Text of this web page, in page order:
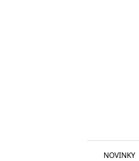
NOVINKY